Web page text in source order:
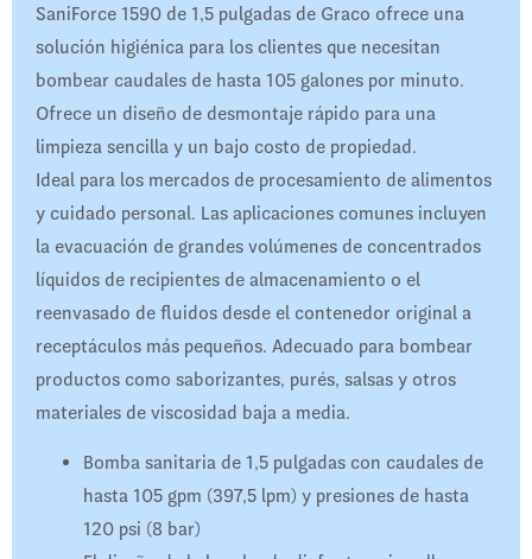
SaniForce 1590 de 1,5 pulgadas de Graco ofrece una
solución higiénica para los clientes que necesitan
bombear caudales de hasta 105 galones por minuto.
Ofrece un diseño de desmontaje rápido para una
limpieza sencilla y un bajo costo de propiedad.
Ideal para los mercados de procesamiento de alimentos
y cuidado personal. Las aplicaciones comunes incluyen
la evacuación de grandes volúmenes de concentrados
líquidos de recipientes de almacenamiento o el
reenvasado de fluidos desde el contenedor original a
receptáculos más pequeños. Adecuado para bombear
productos como saborizantes, purés, salsas y otros
materiales de viscosidad baja a media.
Bomba sanitaria de 1,5 pulgadas con caudales de
hasta 105 gpm (397,5 lpm) y presiones de hasta
120 psi (8 bar)